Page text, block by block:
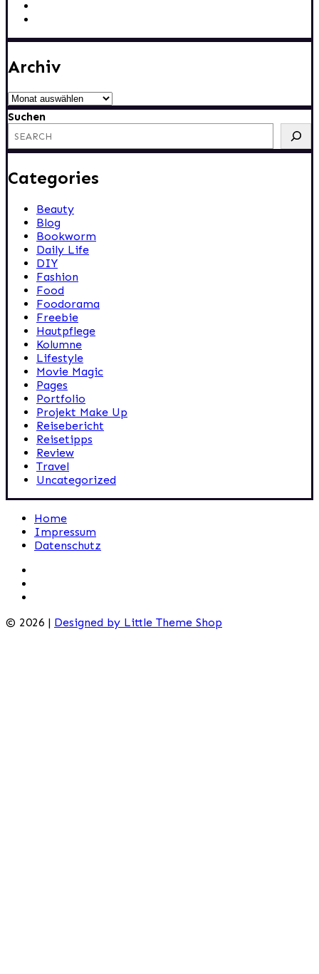
Archiv
Archiv
Suchen
Categories
Beauty
Blog
Bookworm
Daily Life
DIY
Fashion
Food
Foodorama
Freebie
Hautpflege
Kolumne
Lifestyle
Movie Magic
Pages
Portfolio
Projekt Make Up
Reisebericht
Reisetipps
Review
Travel
Uncategorized
Home
Impressum
Datenschutz
© 2026 | Designed by Little Theme Shop